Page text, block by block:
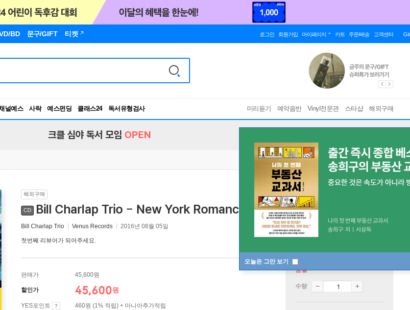
BD 문구/GIFT 티켓 로그인 회원가입 마이페이지 카트 주문/배송 고객센터
널예스 사락 예스펀딩 클래스24
독서유형검사
RBTI Lab
미리듣기 예약음반 Vinyl전문관 스타샵 해외구매
오늘은 그만 보기
크클 심야 독서 모임 OPEN
해외구매
CD Bill Charlap Trio - New York Romance + Passione (2CD)
Bill Charlap Trio Venus Records 2016년 08월 05일
첫번째 리뷰어가 되어주세요.
판매가 45,600원
할인가 45,600원
YES포인트 460원 (1% 적립) + 마니아추가적립
품절
수량